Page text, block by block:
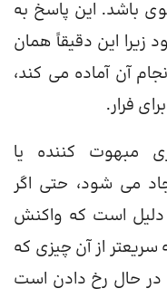
باشد. این پاسخ به
این دقیقاً همان
آن آماده می کند،
فرار.
مبهوت کننده یا
می شود، حتی اگر
دلیل است که واکنش
از آن چیزی که
در حال رخ دادن است